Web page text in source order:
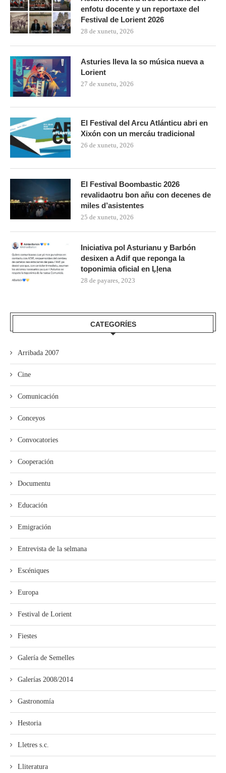
enfotu docente y un reportaxe del
Festival de Lorient 2026
28 de xunetu, 2026
Asturies lleva la so música nueva a
Lorient
27 de xunetu, 2026
El Festival del Arcu Atlánticu abri en
Xixón con un mercáu tradicional
26 de xunetu, 2026
El Festival Boombastic 2026
revalidaotru bon añu con decenes de
miles d’asistentes
25 de xunetu, 2026
Iniciativa pol Asturianu y Barbón
desixen a Adif que reponga la
toponimia oficial en Ḷḷena
28 de payares, 2023
CATEGORÍES
Arribada 2007
Cine
Comunicación
Conceyos
Convocatories
Cooperación
Documentu
Educación
Emigración
Entrevista de la selmana
Escéniques
Europa
Festival de Lorient
Fiestes
Galería de Semelles
Galerías 2008/2014
Gastronomía
Hestoria
Lletres s.c.
Lliteratura